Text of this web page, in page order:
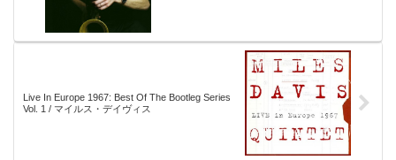
Live In Europe 1967: Best Of The Bootleg Series
Vol. 1 / マイルス・デイヴィス